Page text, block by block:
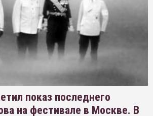
показ последнего
на фестивале в Москве. В